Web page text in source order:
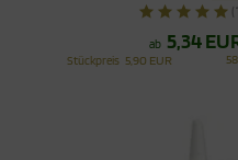
ab 5,34
Stückpreis 5,90 EUR